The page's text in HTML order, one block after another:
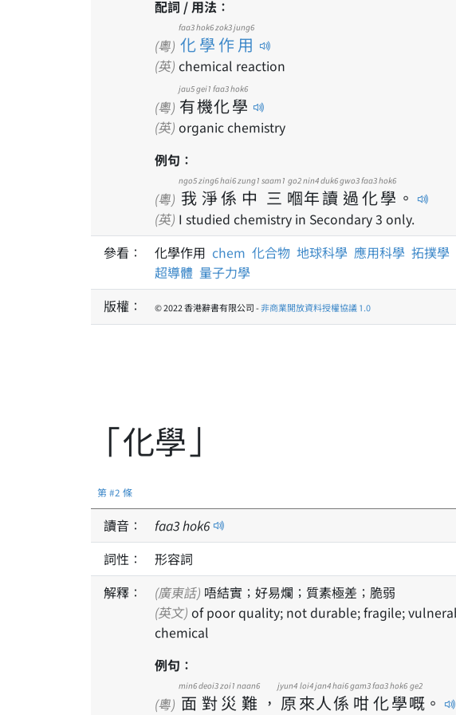
配詞 / 用法：
(粵) 化學作用
faa3 hok6 zok3 jung6
(英) chemical reaction
(粵) 有
jau5
機
gei1
化
faa3
學
hok6
(英) organic chemistry
例句：
(粵) 我
ngo5
淨
zing6
係
hai6
中
zung1
三
saam1
嗰
go2
年
nin4
讀
duk6
過
gwo3
化
faa3
學
hok6
。
(英) I studied chemistry in Secondary 3 only.
參看：
化學作用 chem 化合物 地球科學 應用科學 拓撲學
超導體 量子力學
版權： © 2022 香港辭書有限公司 -非商業開放資料授權協議 1.0
「化學」
第 #2 條
讀音： faa3hok6
詞性：
形容詞
解釋：
(廣東話) 唔結實；好易爛；質素極差；脆弱
(英文)
chemical
例句：
(粵) 面
min6
對
deoi3
災
zoi1
難
naan6
， 原
jyun4
來
loi4
人
jan4
係
hai6
咁
gam3
化
faa3
學
hok6
嘅
ge2
。